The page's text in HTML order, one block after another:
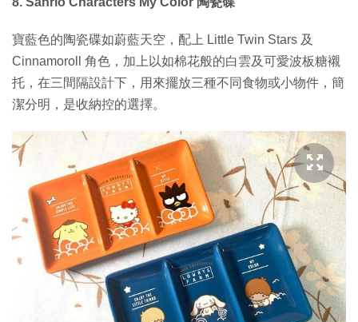
寶藍色的陶瓷碟如蔚藍天空，配上 Little Twin Stars 及
Cinnamoroll 角色，加上以如棉花般的白雲及可愛波板糖襯
托，在三間隔設計下，用來擺放三種不同食物或小物件，簡
潔分明，是收納控的選擇。